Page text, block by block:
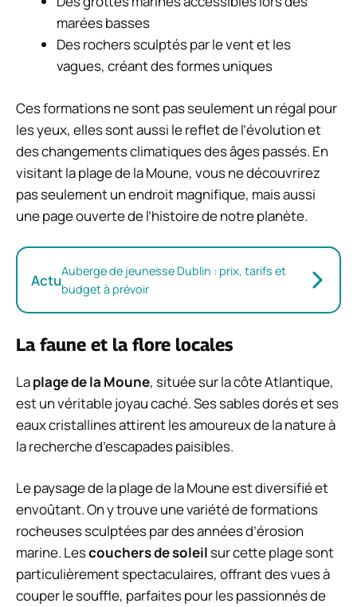
marées basses
Des rochers sculptés par le vent et les
vagues, créant des formes uniques
Ces formations ne sont pas seulement un régal pour
les yeux, elles sont aussi le reflet de l’évolution et
des changements climatiques des âges passés. En
visitant la plage de la Moune, vous ne découvrirez
pas seulement un endroit magnifique, mais aussi
une page ouverte de l’histoire de notre planète.
ActuAuberge de jeunesse Dublin : prix, tarifs et
budget à prévoir
La faune et la flore locales
Laplage de la Moune, située sur la côte Atlantique,
est un véritable joyau caché. Ses sables dorés et ses
eaux cristallines attirent les amoureux de la nature à
la recherche d’escapades paisibles.
Le paysage de la plage de la Moune est diversifié et
envoûtant. On y trouve une variété de formations
rocheuses sculptées par des années d’érosion
marine. Lescouchers de soleilsur cette plage sont
particulièrement spectaculaires, offrant des vues à
couper le souffle, parfaites pour les passionnés de